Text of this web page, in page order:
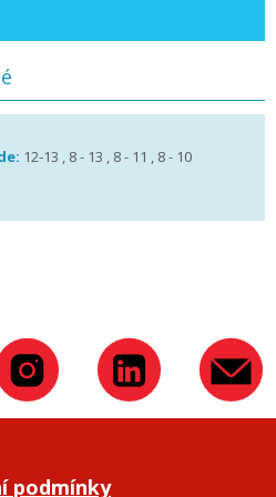
12-13 , 8 - 13 , 8 - 11 , 8 - 10
podmínky